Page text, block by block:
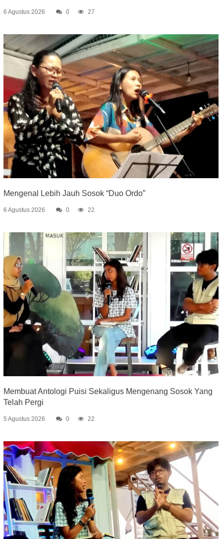
6 Agustus 2026 0 27
Mengenal Lebih Jauh Sosok “Duo Ordo”
6 Agustus 2026 0 22
Membuat Antologi Puisi Sekaligus Mengenang Sosok Yang
Telah Pergi
5 Agustus 2026 0 22